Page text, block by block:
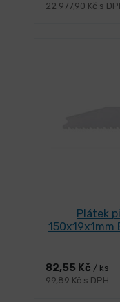
22 977,90 Kč s
Plátek
82,55 Kč / ks
99,89 Kč s DPH